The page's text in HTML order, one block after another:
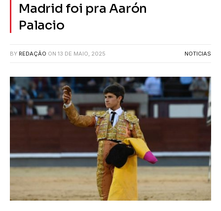
Madrid foi pra Aarón
Palacio
BY REDAÇÃO ON 13 DE MAIO, 2025 NOTICIAS